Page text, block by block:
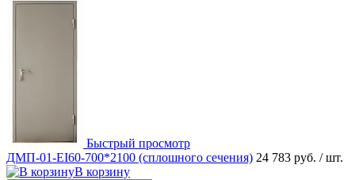
Быстрый просмотр
ДМП-01-EI60-700*2100 (сплошного сечения) 24 783 руб. / шт.
В корзину